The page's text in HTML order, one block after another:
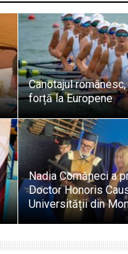
Canotajul
forță la Europene
Nadia Comăneci a
Doctor Honoris
Universității din